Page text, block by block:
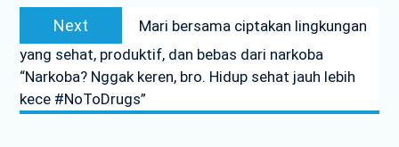
Next
post:
Mari bersama ciptakan lingkungan
yang sehat, produktif, dan bebas dari narkoba
“Narkoba? Nggak keren, bro. Hidup sehat jauh lebih
kece #NoToDrugs”